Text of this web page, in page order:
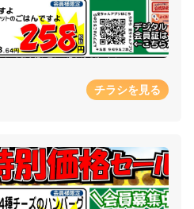
チラシを見る